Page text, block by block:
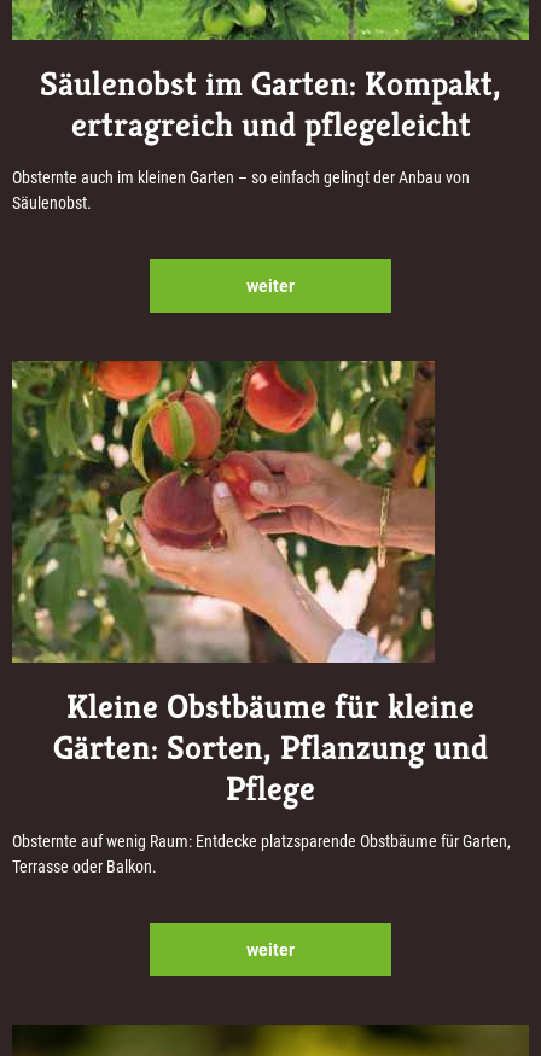
Säulenobst im Garten: Kompakt,
ertragreich und pflegeleicht
Obsternte auch im kleinen Garten – so einfach gelingt der Anbau von
Säulenobst.
weiter
Kleine Obstbäume für kleine
Gärten: Sorten, Pflanzung und
Pflege
Obsternte auf wenig Raum: Entdecke platzsparende Obstbäume für Garten,
Terrasse oder Balkon.
weiter